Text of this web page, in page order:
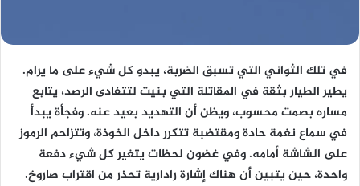
في تلك الثواني التي تسبق الضربة، يبدو كل شيء على ما يرام.
يطير الطيار بثقة في المقاتلة التي بنيت لتتفادى الرصد، يتابع
مساره بصمت محسوب، ويظن أن التهديد بعيد عنه. وفجأة يبدأ
في سماع نغمة حادة ومقتضبة تتكرر داخل الخوذة، وتتزاحم الرموز
على الشاشة أمامه. وفي غضون لحظات يتغير كل شيء دفعة
واحدة، حين يتبين أن هناك إشارة رادارية تحذر من اقتراب صاروخ.